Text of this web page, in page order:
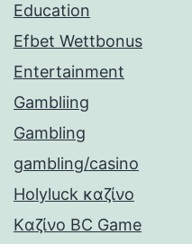
Education
Efbet Wettbonus
Entertainment
Gambliing
Gambling
gambling/casino
Holyluck καζίνο
Kαζίνο BC Game